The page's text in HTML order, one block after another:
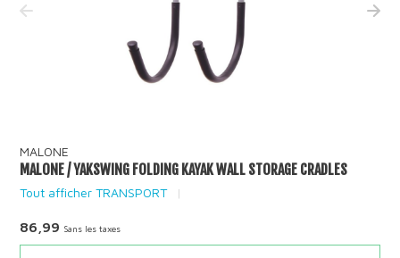
MALONE
MALONE / YAKSWING FOLDING KAYAK WALL STORAGE CRADLES
Tout afficher TRANSPORT
86,99 Sans les taxes